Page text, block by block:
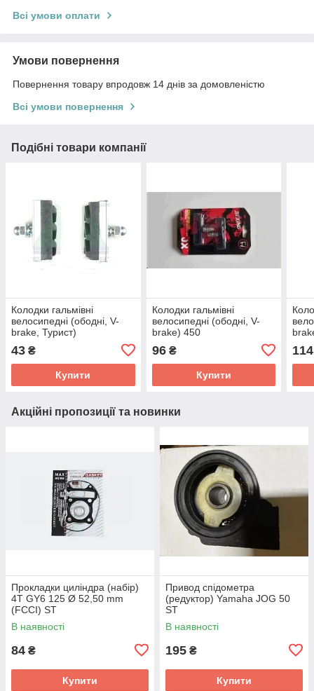
Всі умови оплати
Умови повернення
Повернення товару впродовж 14 днів за домовленістю
Всі умови повернення
Подібні товари компанії
Колодки гальмівні
велосипедні (ободні, V-
brake, Турист)
43 ₴
Купити
Колодки гальмівні
велосипедні (ободні, V-
brake) 450
96₴
Купити
114
Акційні пропозиції та новинки
Прокладки циліндра (набір)
4T GY6 125 Ø 52,50 mm
(FCCI) ST
В наявності
84 ₴
Купити
Привод спідометра
(редуктор) Yamaha JOG 50
ST
В наявності
195 ₴
Купити